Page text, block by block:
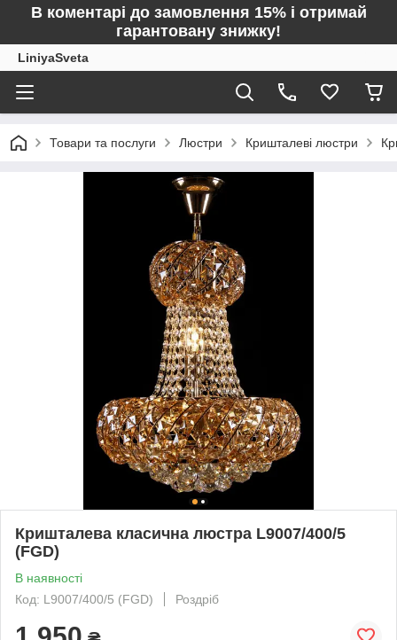
В коментарі до замовлення 15% і отримай
гарантовану знижку!
LiniyaSveta
Товари та послуги Люстри Кришталеві люстри
Кришталева класична люстра L9007/400/5
(FGD)
В наявності
Код: L9007/400/5 (FGD)
Роздріб